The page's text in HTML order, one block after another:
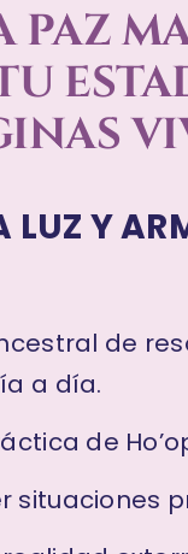
PAZ
LUZ Y
de
a día.
de
situaciones